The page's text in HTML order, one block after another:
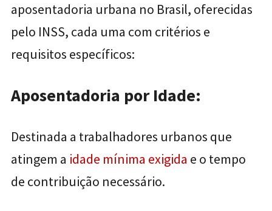
aposentadoria urbana no Brasil, oferecidas
pelo INSS, cada uma com critérios e
requisitos específicos:
Aposentadoria por Idade:
Destinada a trabalhadores urbanos que
atingem a idade mínima exigida e o tempo
de contribuição necessário.